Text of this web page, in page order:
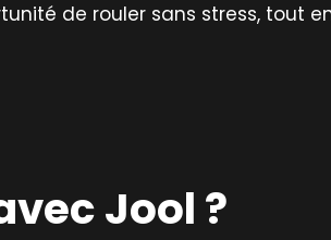
de rouler sans stress, tout
Jool ?